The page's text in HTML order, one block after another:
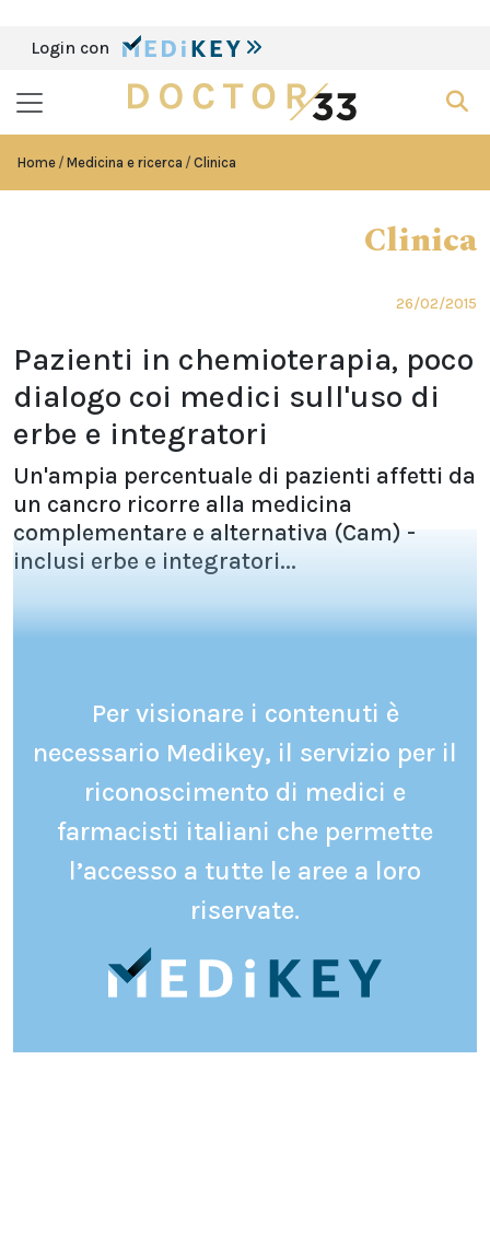
Login con
Home Medicina e ricerca Clinica
Clinica
26/02/2015
Pazienti in chemioterapia, poco
dialogo coi medici sull'uso di
erbe e integratori
Un'ampia percentuale di pazienti affetti da
un cancro ricorre alla medicina
complementare e alternativa (Cam) -
inclusi erbe e integratori...
Per visionare i contenuti è
necessario Medikey, il servizio per il
riconoscimento di medici e
farmacisti italiani che permette
l’accesso a tutte le aree a loro
riservate.